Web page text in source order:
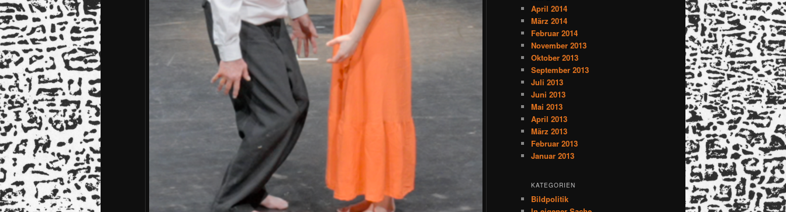
April 2014
März 2014
Februar 2014
November 2013
Oktober 2013
September 2013
Juli 2013
Juni 2013
Mai 2013
April 2013
März 2013
Februar 2013
Januar 2013
KATEGORIEN
Bildpolitik